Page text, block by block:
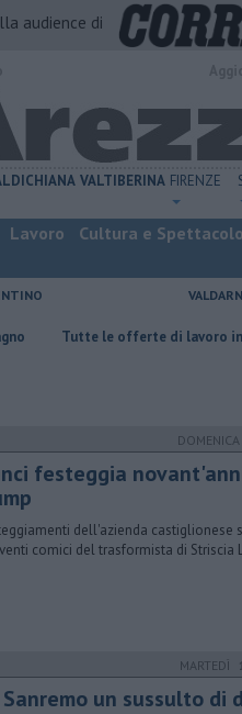
audience di
VALTIBERINA FIRENZE
Lavoro Cultura e Spettacolo
le offerte di lavoro in provincia
DOMENICA
festeggia
dell'azienda castiglionese
comici del trasformista di Striscia
MARTEDÌ
Sanremo un sussulto di